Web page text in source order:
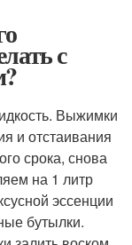
с
Выжимки
и отстаивания
срока, снова
на 1 литр
эссенции
бутылки.